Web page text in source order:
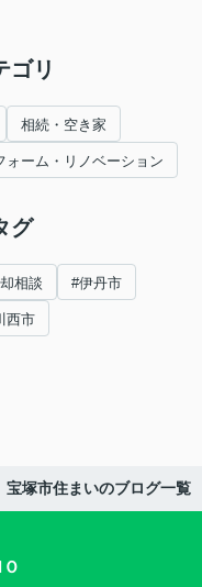
ゴリ
相続・空き家
ォーム・リノベーション
グ
相談 #伊丹市
西市
宝塚市住まいのブログ一覧